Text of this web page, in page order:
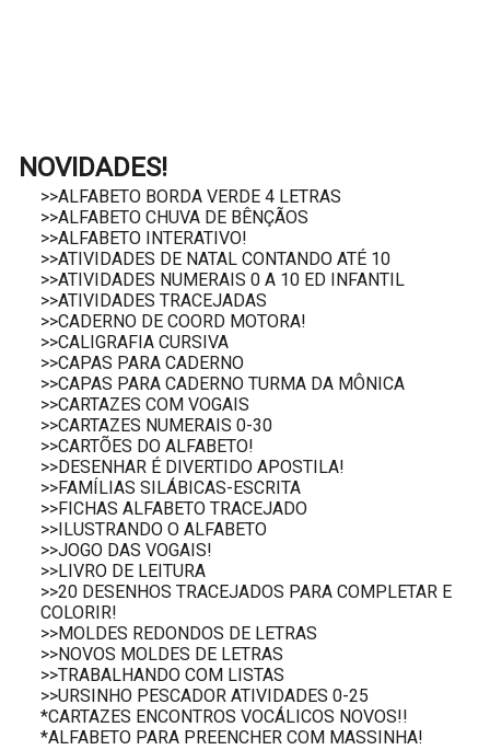
NOVIDADES!
>>ALFABETO BORDA VERDE 4 LETRAS
>>ALFABETO CHUVA DE BÊNÇÃOS
>>ALFABETO INTERATIVO!
>>ATIVIDADES DE NATAL CONTANDO ATÉ 10
>>ATIVIDADES NUMERAIS 0 A 10 ED INFANTIL
>>ATIVIDADES TRACEJADAS
>>CADERNO DE COORD MOTORA!
>>CALIGRAFIA CURSIVA
>>CAPAS PARA CADERNO
>>CAPAS PARA CADERNO TURMA DA MÔNICA
>>CARTAZES COM VOGAIS
>>CARTAZES NUMERAIS 0-30
>>CARTÕES DO ALFABETO!
>>DESENHAR É DIVERTIDO APOSTILA!
>>FAMÍLIAS SILÁBICAS-ESCRITA
>>FICHAS ALFABETO TRACEJADO
>>ILUSTRANDO O ALFABETO
>>JOGO DAS VOGAIS!
>>LIVRO DE LEITURA
>>20 DESENHOS TRACEJADOS PARA COMPLETAR E
COLORIR!
>>MOLDES REDONDOS DE LETRAS
>>NOVOS MOLDES DE LETRAS
>>TRABALHANDO COM LISTAS
>>URSINHO PESCADOR ATIVIDADES 0-25
*CARTAZES ENCONTROS VOCÁLICOS NOVOS!!
*ALFABETO PARA PREENCHER COM MASSINHA!